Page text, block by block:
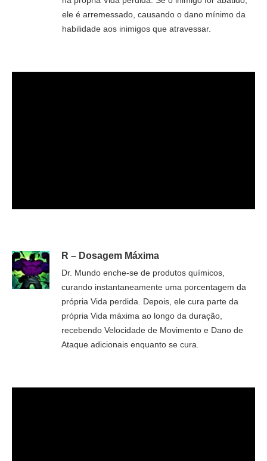
ele é arremessado, causando o dano mínimo da
habilidade aos inimigos que atravessar.
R – Dosagem Máxima
Dr. Mundo enche-se de produtos químicos,
curando instantaneamente uma porcentagem da
própria Vida perdida. Depois, ele cura parte da
própria Vida máxima ao longo da duração,
recebendo Velocidade de Movimento e Dano de
Ataque adicionais enquanto se cura.